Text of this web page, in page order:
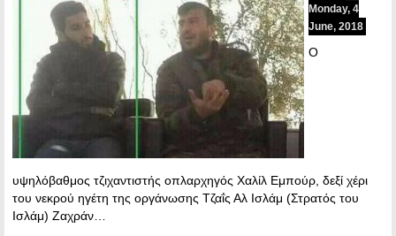
Monday, 4
June, 2018
Ο
υψηλόβαθμος τζιχαντιστής οπλαρχηγός Χαλίλ Εμπούρ, δεξί χέρι
του νεκρού ηγέτη της οργάνωσης Τζαΐς Αλ Ισλάμ (Στρατός του
Ισλάμ) Ζαχράν…